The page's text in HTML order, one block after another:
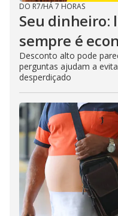
DO R7/HÁ 7 HORAS
Seu dinheiro:
sempre é
Desconto alto pode
perguntas ajudam a
desperdiçado